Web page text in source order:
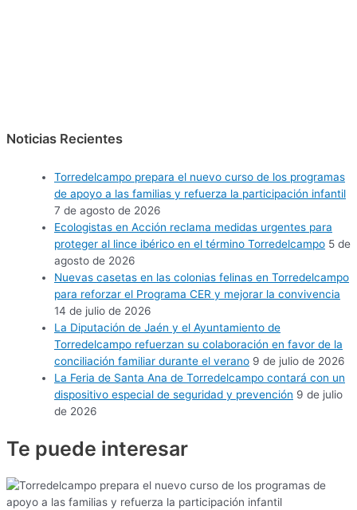
Noticias Recientes
Torredelcampo prepara el nuevo curso de los programas
de apoyo a las familias y refuerza la participación infantil
7 de agosto de 2026
Ecologistas en Acción reclama medidas urgentes para
proteger al lince ibérico en el término Torredelcampo 5 de
agosto de 2026
Nuevas casetas en las colonias felinas en Torredelcampo
para reforzar el Programa CER y mejorar la convivencia
14 de julio de 2026
La Diputación de Jaén y el Ayuntamiento de
Torredelcampo refuerzan su colaboración en favor de la
conciliación familiar durante el verano 9 de julio de 2026
La Feria de Santa Ana de Torredelcampo contará con un
dispositivo especial de seguridad y prevención 9 de julio
de 2026
Te puede interesar